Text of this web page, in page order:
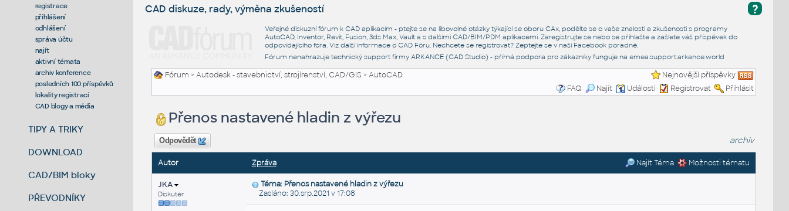
registrace
přihlášení
odhlášení
správa účtu
najít
aktivní témata
archiv konference
posledních 100 příspěvků
lokality registrací
CAD blogy a média
TIPY A TRIKY
DOWNLOAD
CAD/BIM bloky
PŘEVODNÍKY
?
CAD diskuze, rady, výměna zkušeností
Veřejné diskuzní fórum k CAD aplikacím - ptejte se na libovolné otázky týkající se oboru CAx, podělte se o vaše znalosti a zkušenosti s programy
AutoCAD, Inventor, Revit, Fusion, 3ds Max, Vault a s dalšími CAD/BIM/PDM aplikacemi. Zaregistrujte se nebo se přihlašte a zašlete váš příspěvek do
odpovídajícího fóra. Viz další informace o CAD Fóru. Nechcete se registrovat? Zeptejte se v naší Facebook poradně.
Fórum nenahrazuje technický support firmy ARKANCE (CAD Studio) - přímá podpora pro zákazníky funguje na emea.support.arkance.world
Fórum >Autodesk - stavebnictví, strojírenství, CAD/GIS>AutoCAD
Nejnovější příspěvky
FAQ
Najít Události Registrovat Přihlásit
Přenos nastavené hladin z výřezu
Odpovědět archiv
Autor Zpráva Najít Téma Možnosti tématu
JKA
Diskutér
Téma: Přenos nastavené hladin z výřezu
Zasláno: 30.srp.2021 v 17:08